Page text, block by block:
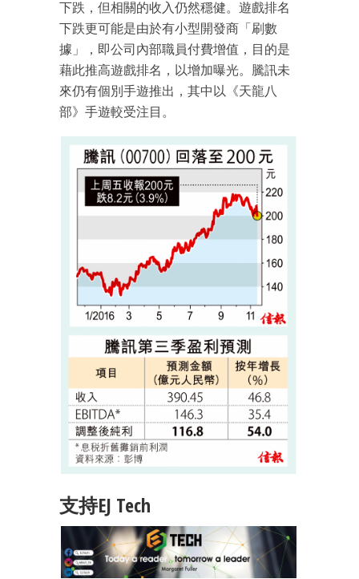
下跌，但相關的收入仍然穩健。遊戲排名
下跌更可能是由於有小型開發商「刷數
據」，即公司內部職員付費增值，目的是
藉此推高遊戲排名，以增加曝光。騰訊未
來仍有個別手遊推出，其中以《天龍八
部》手遊較受注目。
支持EJ Tech